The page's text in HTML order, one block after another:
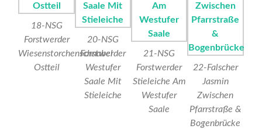
18-NSG
Forstwerder
Wiesenstorchenschnabel
Ostteil
20-NSG
Forstwerder
Westufer
Saale Mit
Stieleiche
21-NSG
Forstwerder
Stieleiche Am
Westufer
Saale
22-Falscher
Jasmin
Zwischen
Pfarrstraße &
Bogenbrücke